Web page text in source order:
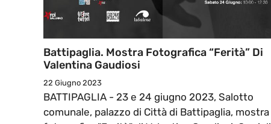
Battipaglia. Mostra Fotografica “Ferità” Di
Valentina Gaudiosi
22 Giugno 2023
BATTIPAGLIA - 23 e 24 giugno 2023, Salotto
comunale, palazzo di Città di Battipaglia, mostra